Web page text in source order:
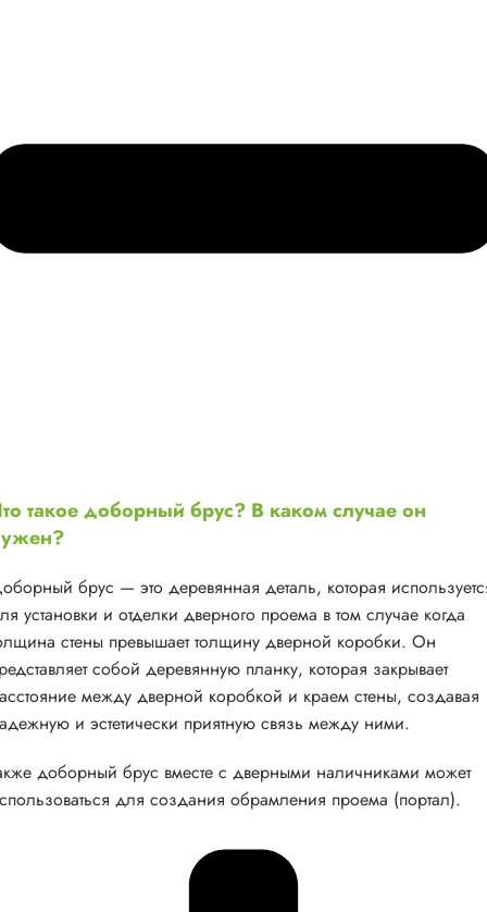
такое доборный брус? В каком случае он
брус — это деревянная деталь, которая
установки и отделки дверного проема в том случае когда
стены превышает толщину дверной коробки. Он
собой деревянную планку, которая закрывает
между дверной коробкой и краем стены, создавая
и эстетически приятную связь между ними.
доборный брус вместе с дверными наличниками может
для создания обрамления проема (портал).